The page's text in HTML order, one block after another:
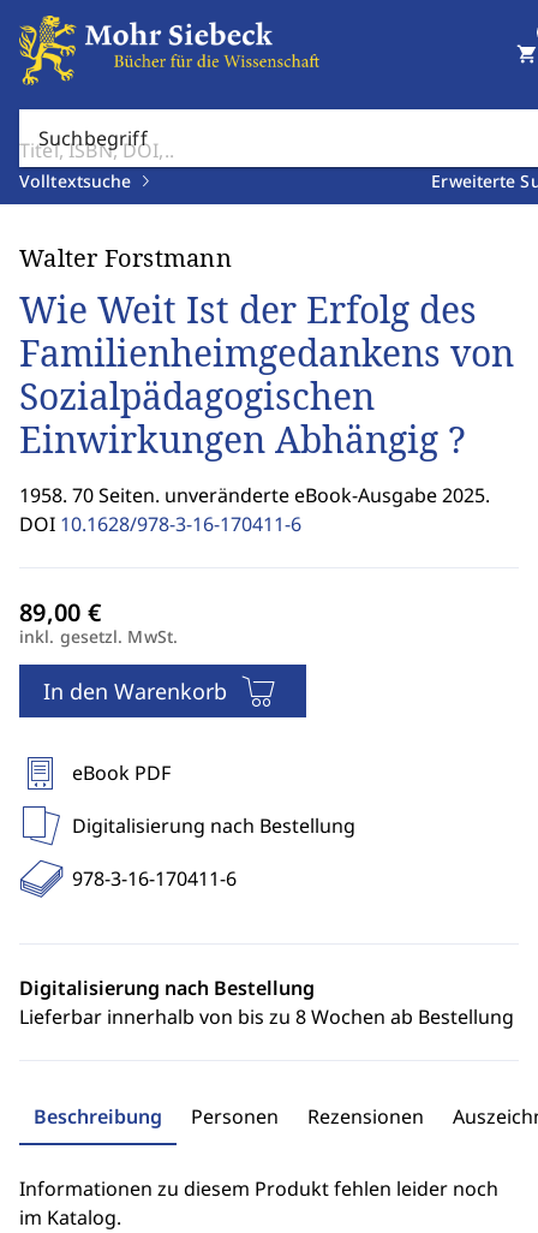
Suchbegriff
Volltextsuche Erweiterte
shopping_cart
Walter Forstmann
Wie Weit Ist der Erfolg des
Familienheimgedankens von
Sozialpädagogischen
Einwirkungen Abhängig ?
1958. 70 Seiten. unveränderte eBook-Ausgabe 2025.
DOI 10.1628/978-3-16-170411-6
inkl. gesetzl. MwSt.
In den Warenkorb
eBook PDF
Digitalisierung nach Bestellung
978-3-16-170411-6
Digitalisierung nach Bestellung
Lieferbar innerhalb von bis zu 8 Wochen ab Bestellung
Beschreibung Personen Rezensionen
Informationen zu diesem Produkt fehlen leider noch
im Katalog.